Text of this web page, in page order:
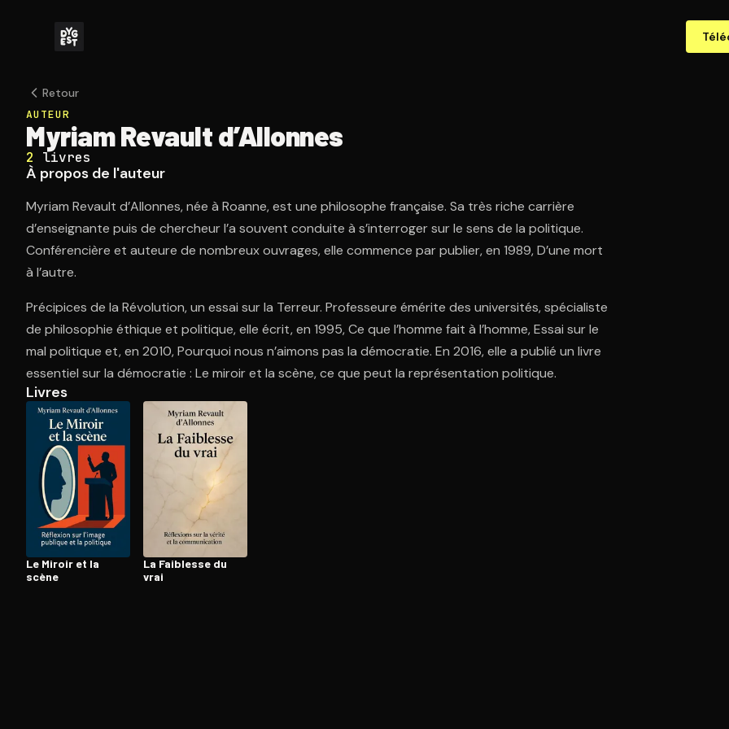
Ouvre l'app Appareil photo, pointe sur le code. C'est gratuit à l'essai.
Retour
AUTEUR
Myriam Revault d’Allonnes
2 livres
À propos de l'auteur
Myriam Revault d’Allonnes, née à Roanne, est une philosophe française. Sa très riche carrière
d’enseignante puis de chercheur l’a souvent conduite à s’interroger sur le sens de la politique.
Conférencière et auteure de nombreux ouvrages, elle commence par publier, en 1989, D’une mort
à l’autre.
Précipices de la Révolution, un essai sur la Terreur. Professeure émérite des universités, spécialiste
de philosophie éthique et politique, elle écrit, en 1995, Ce que l’homme fait à l’homme, Essai sur le
mal politique et, en 2010, Pourquoi nous n’aimons pas la démocratie. En 2016, elle a publié un livre
essentiel sur la démocratie : Le miroir et la scène, ce que peut la représentation politique.
Livres
Le Miroir et la
scène
La Faiblesse du
vrai